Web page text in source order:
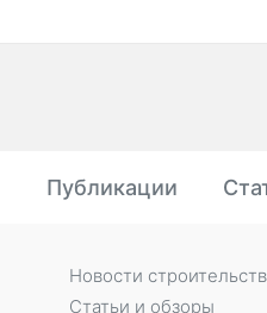
Публикации
Новости
Статьи и обзоры